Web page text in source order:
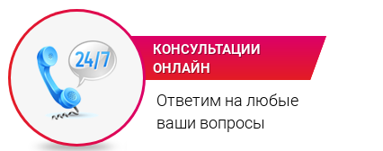
КОНСУЛЬТАЦИИ
ОНЛАЙН
Ответим на любые
ваши вопросы